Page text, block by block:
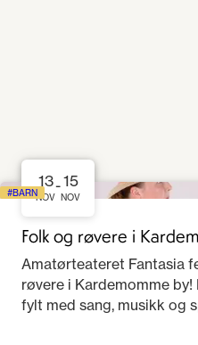
BARN
13
NOV
-15
NOV
Folk og røvere i
Amatørteateret Fantasia
røvere i Kardemomme
fylt med sang, musikk og